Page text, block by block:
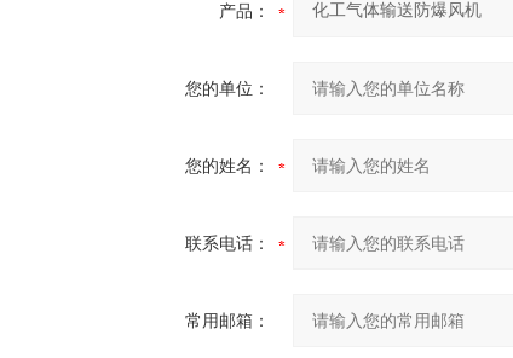
产品：
您的单位：
您的姓名：
联系电话：
常用邮箱：